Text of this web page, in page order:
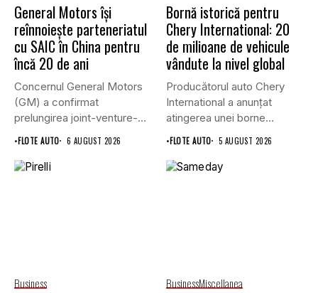
General Motors își
reînnoiește parteneriatul
cu SAIC în China pentru
încă 20 de ani
Concernul General Motors
(GM) a confirmat
prelungirea joint-venture-
ului său cu grupul chinez...
•FLOTE AUTO 6 AUGUST 2026
Bornă istorică pentru
Chery International: 20
de milioane de vehicule
vândute la nivel global
Producătorul auto Chery
International a anunțat
atingerea unei borne
istorice în industria...
•FLOTE AUTO 5 AUGUST 2026
Business BusinessMiscellanea